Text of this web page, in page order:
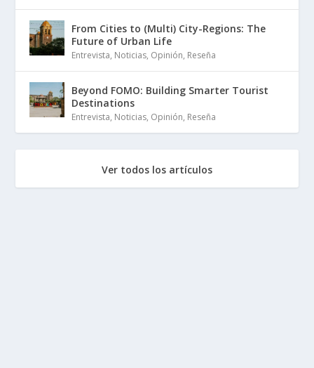
From Cities to (Multi) City-Regions: The
Future of Urban Life
Entrevista, Noticias, Opinión, Reseña
Beyond FOMO: Building Smarter Tourist
Destinations
Entrevista, Noticias, Opinión, Reseña
Ver todos los artículos